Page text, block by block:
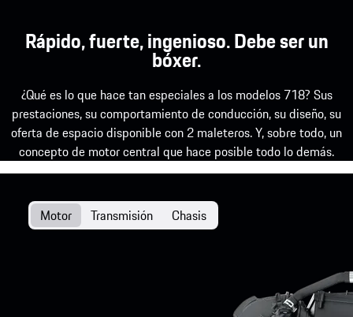
Rápido, fuerte, ingenioso. Debe ser un
bóxer.
¿Qué es lo que hace tan especiales a los modelos 718? Sus
prestaciones, su comportamiento de conducción, su diseño, su
oferta de espacio disponible con 2 maleteros. Y, sobre todo, un
concepto de motor central que hace posible todo lo demás.
Motor Transmisión Chasis